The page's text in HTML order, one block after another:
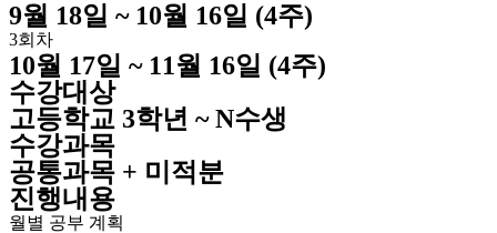
9월 18일 ~ 10월 16일 (4주)
3회차
10월 17일 ~ 11월 16일 (4주)
수강대상
고등학교 3학년 ~ N수생
수강과목
공통과목 + 미적분
진행내용
월별 공부 계획